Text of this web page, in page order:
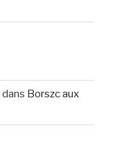
dans Borszc aux